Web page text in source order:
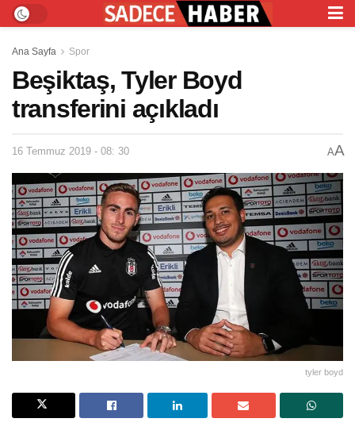
Ana Sayfa Spor
Beşiktaş, Tyler Boyd
transferini açıkladı
16 Temmuz 2019 - 08: 30 AA
tyler boyd